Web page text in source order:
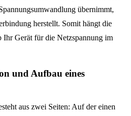
übernimmt,
herstellt. Somit hängt die
Ihr Gerät für die Netzspannung im
und Aufbau eines
aus zwei Seiten: Auf der einen